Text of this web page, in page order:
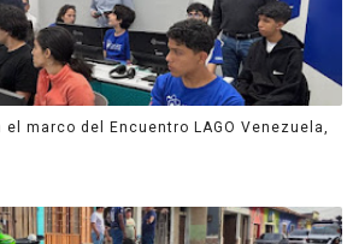
marco del Encuentro LAGO Venezuela,